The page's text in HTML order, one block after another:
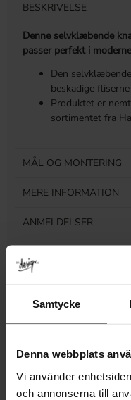
Samtycke
Denna webbplats
Vi använder
och annonserna till
BESKRIVELSE
Denne selvklæbende
passer perfekt i
Den
beskadige
Produktet er
sortimentet fra
MÅL OG MONTERING
MERE INFORMATION
ANMELDELSER